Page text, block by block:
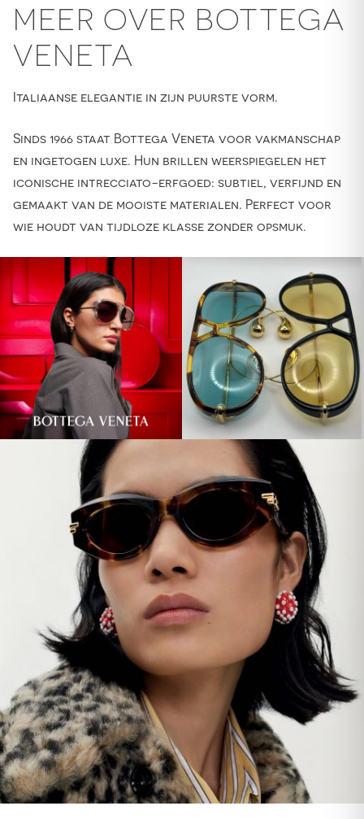
MEER OVER BOTTEGA
VENETA
Italiaanse elegantie in zijn puurste vorm.
Sinds 1966 staat Bottega Veneta voor vakmanschap
en ingetogen luxe. Hun brillen weerspiegelen het
iconische intrecciato-erfgoed: subtiel, verfijnd en
gemaakt van de mooiste materialen. Perfect voor
wie houdt van tijdloze klasse zonder opsmuk.